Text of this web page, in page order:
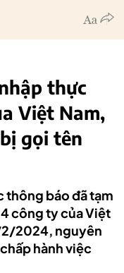
thực
Việt Nam,
gọi tên
thông báo đã tạm
công ty của Việt
2/2024, nguyên
hành việc